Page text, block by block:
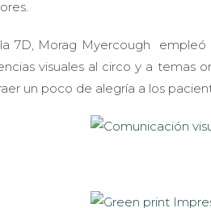
7D, Morag Myercough
visuales al circo y a temas
un poco de alegría a los